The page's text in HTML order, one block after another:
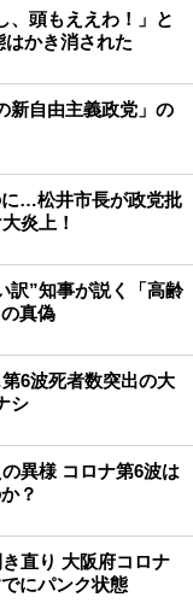
、頭もええわ！」と
かき消された
新自由主義政党」の
…松井市長が政党批
炎上！
訳”知事が説く「高齢
真偽
6波死者数突出の大
シ
異様 コロナ第6波は
？
直り 大阪府コロナ
にパンク状態